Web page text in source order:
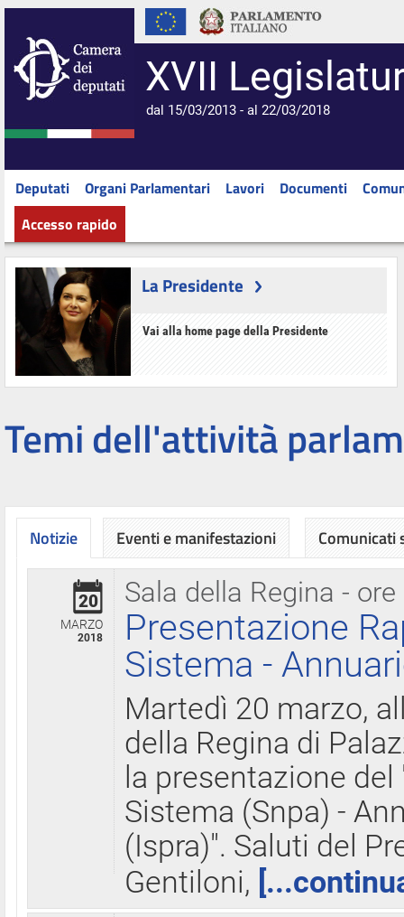
XVII
dal 15/03/2013 - al 22/03/2018
Deputati Organi Parlamentari Lavori Documenti
Accesso rapido
La Presidente
Vai alla home page della Presidente
Temi dell'attività
Notizie
Sala della Regina - ore
20
MARZO
2018
Presentazione
Sistema -
Martedì 20 marzo,
della Regina di
la presentazione
Sistema (Snpa) -
(Ispra)". Saluti del
Gentiloni,
Eventi e manifestazioni Comunicati